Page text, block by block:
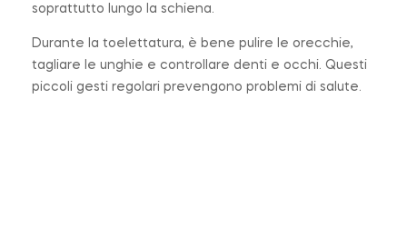
soprattutto lungo la schiena.
Durante la toelettatura, è bene pulire le orecchie,
tagliare le unghie e controllare denti e occhi. Questi
piccoli gesti regolari prevengono problemi di salute.